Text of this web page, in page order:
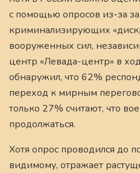
с помощью опросов из-за
криминализирующих
вооруженных сил,
центр «Левада-центр» в
обнаружил, что 62%
переход к мирным
только 27% считают, что
продолжаться.
Хотя опрос проводился до
видимому, отражает